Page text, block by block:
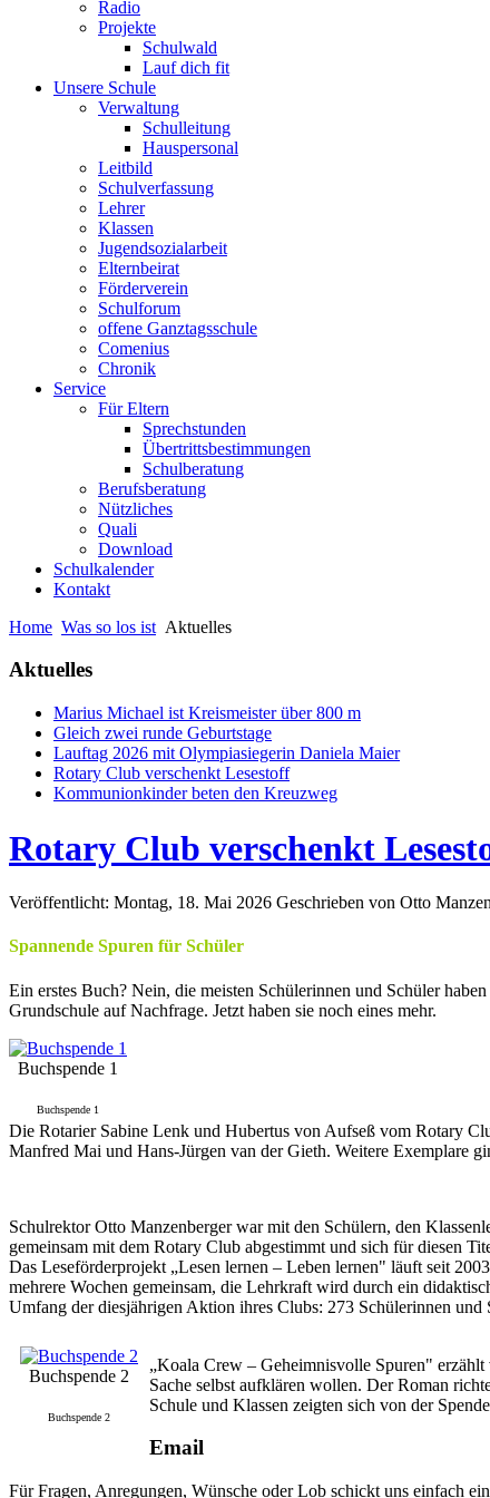
Radio
Projekte
Schulwald
Lauf dich fit
Unsere Schule
Verwaltung
Schulleitung
Hauspersonal
Leitbild
Schulverfassung
Lehrer
Klassen
Jugendsozialarbeit
Elternbeirat
Förderverein
Schulforum
offene Ganztagsschule
Comenius
Chronik
Service
Für Eltern
Sprechstunden
Übertrittsbestimmungen
Schulberatung
Berufsberatung
Nützliches
Quali
Download
Schulkalender
Kontakt
Home Was so los ist Aktuelles
Aktuelles
Marius Michael ist Kreismeister über 800 m
Gleich zwei runde Geburtstage
Lauftag 2026 mit Olympiasiegerin Daniela Maier
Rotary Club verschenkt Lesestoff
Kommunionkinder beten den Kreuzweg
Rotary Club verschenkt
Veröffentlicht: Montag, 18. Mai 2026 Geschrieben von Otto
Spannende Spuren für Schüler
Ein erstes Buch? Nein, die meisten Schülerinnen und Schüler
Grundschule auf Nachfrage. Jetzt haben sie noch eines mehr.
Buchspende 1
Buchspende 1
Die Rotarier Sabine Lenk und Hubertus von Aufseß vom Rotary
Manfred Mai und Hans-Jürgen van der Gieth. Weitere Exemplare
Schulrektor Otto Manzenberger war mit den Schülern, den
gemeinsam mit dem Rotary Club abgestimmt und sich für diesen
Das Leseförderprojekt „Lesen lernen – Leben lernen" läuft seit
mehrere Wochen gemeinsam, die Lehrkraft wird durch ein
Umfang der diesjährigen Aktion ihres Clubs: 273 Schülerinnen
Buchspende 2
Buchspende 2
„Koala Crew – Geheimnisvolle Spuren"
Sache selbst aufklären wollen. Der Roman
Schule und Klassen zeigten sich von der
Email
Für Fragen, Anregungen, Wünsche oder Lob schickt uns einfach